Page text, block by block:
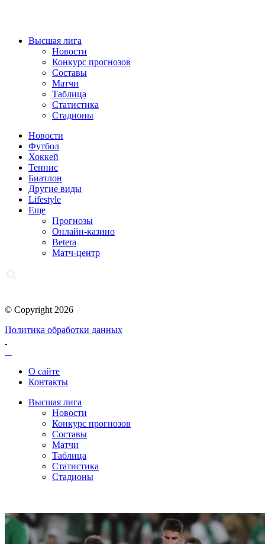
Высшая лига
Новости
Конкурс прогнозов
Составы
Матчи
Таблица
Статистика
Стадионы
Новости
Футбол
Хоккей
Теннис
Биатлон
Другие виды
Lifestyle
Еще
Прогнозы
Онлайн-казино
Betera
Матч-центр
© Copyright 2026
Политика обработки данных
О сайте
Контакты
Высшая лига
Новости
Конкурс прогнозов
Составы
Матчи
Таблица
Статистика
Стадионы